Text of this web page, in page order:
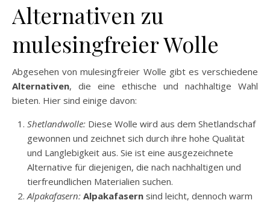
Alternativen zu
mulesingfreier Wolle
Abgesehen von mulesingfreier Wolle gibt es verschiedene
Alternativen, die eine ethische und nachhaltige Wahl
bieten. Hier sind einige davon:
Shetlandwolle: Diese Wolle wird aus dem Shetlandschaf
gewonnen und zeichnet sich durch ihre hohe Qualität
und Langlebigkeit aus. Sie ist eine ausgezeichnete
Alternative für diejenigen, die nach nachhaltigen und
tierfreundlichen Materialien suchen.
Alpakafasern: Alpakafasern sind leicht, dennoch warm